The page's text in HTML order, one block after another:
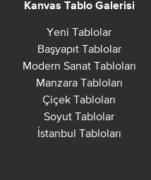
Kanvas Tablo Galerisi
Yeni Tablolar
Başyapıt Tablolar
Modern Sanat Tabloları
Manzara Tabloları
Çiçek Tabloları
Soyut Tablolar
İstanbul Tabloları